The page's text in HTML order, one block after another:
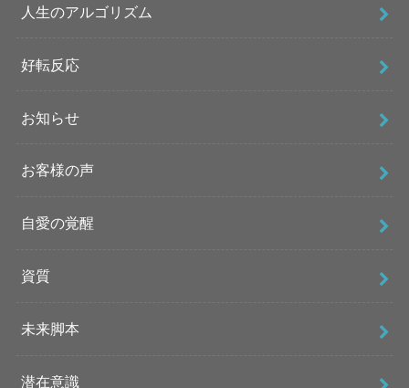
人生のアルゴリズム
好転反応
お知らせ
お客様の声
自愛の覚醒
資質
未来脚本
潜在意識